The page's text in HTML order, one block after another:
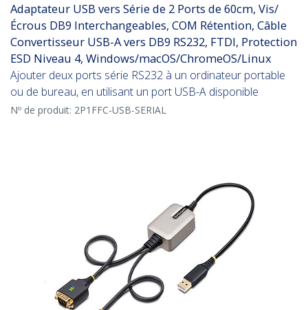
Adaptateur USB vers Série de 2 Ports de 60cm, Vis/
Écrous DB9 Interchangeables, COM Rétention, Câble
Convertisseur USB-A vers DB9 RS232, FTDI, Protection
ESD Niveau 4, Windows/macOS/ChromeOS/Linux
Ajouter deux ports série RS232 à un ordinateur portable
ou de bureau, en utilisant un port USB-A disponible
Nº de produit: 2P1FFC-USB-SERIAL